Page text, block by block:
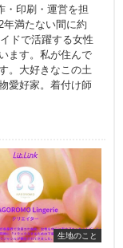
・印刷・運営を担
年満たない間に約
ドで活躍する女性
ます。私が住んで
。大好きなこの土
愛好家。着付け師
生地のこと